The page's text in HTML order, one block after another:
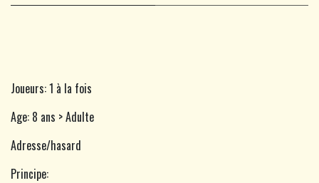
Joueurs: 1 à la fois
Age: 8 ans > Adulte
Adresse/hasard
Principe: